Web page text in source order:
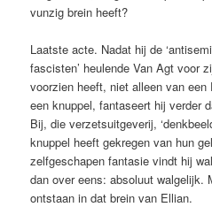
vunzig brein heeft?
Laatste acte. Nadat hij de
fascisten’ heulende Van Agt voor
voorzien heeft, niet alleen van
een knuppel, fantaseert hij verder
Bij, die verzetsuitgeverij,
knuppel heeft gekregen van hun
zelfgeschapen fantasie vindt hij
dan over eens: absoluut walgelijk.
ontstaan in dat brein van Ellian.